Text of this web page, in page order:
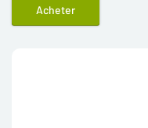
Acheter